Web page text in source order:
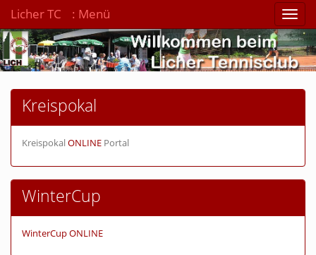
Toggle
Licher TC : Menü
Kreispokal
KreispokalONLINE Portal
WinterCup
WinterCup ONLINE